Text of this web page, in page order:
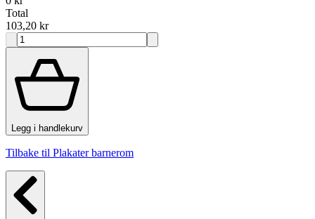
Total
103,20 kr
Legg i handlekurv
Tilbake til Plakater barnerom